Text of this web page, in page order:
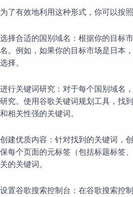
为了有效地利用这种形式，你可以按
选择合适的国别域名：根据你的目标
名。例如，如果你的目标市场是日本
选择。
进行关键词研究：对于每个国别域名
研究。使用谷歌关键词规划工具，找
和相关性强的关键词。
创建优质内容：针对找到的关键词，
保每个页面的元标签（包括标题标签
关的关键词。
设置谷歌搜索控制台：在谷歌搜索控